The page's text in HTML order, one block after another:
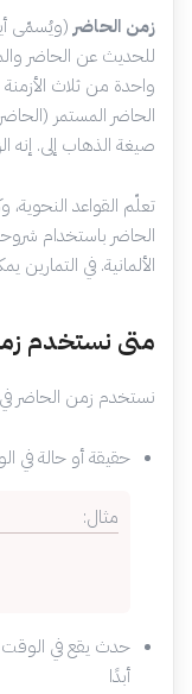
زمن الحاضر
للحديث عن الحاضر
صيغة الذهاب إلى. إنه الزمن الأكثر استخدامًا في اللغة الألمانية.
تعلّم القواعد
الحاضر باستخدام
الألمانية. في
التمارين يمكنك ممارسة ما تعلمته.
متى نستخدم زمن
نستخدم زمن الحاضر
حقيقة أو حالة في
مثال:
حدث يقع في الوقت
أبدًا